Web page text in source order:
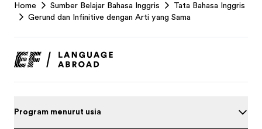
Footer
Home Sumber Belajar Bahasa Inggris
Tata Bahasa Inggris
Gerund dan Infinitive dengan Arti yang Sama
Program menurut usia